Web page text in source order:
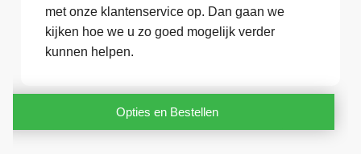
met onze klantenservice op. Dan gaan we
kijken hoe we u zo goed mogelijk verder
kunnen helpen.
Opties en Bestellen